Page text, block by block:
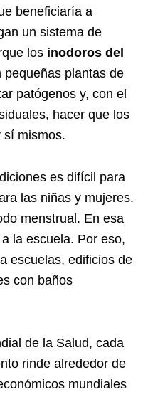
beneficiaría a
un sistema de
los inodoros del
plantas de
patógenos y, con el
hacer que los
sí mismos.
es difícil para
las niñas y mujeres.
menstrual. En esa
la escuela. Por eso,
escuelas, edificios de
con baños
de la Salud, cada
rinde alrededor de
mundiales